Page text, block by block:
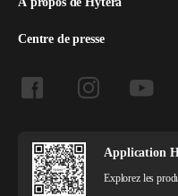
Centre de presse
Application
Explorez les